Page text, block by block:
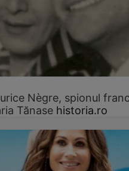
Nègre, spionul
Tănase historia.ro